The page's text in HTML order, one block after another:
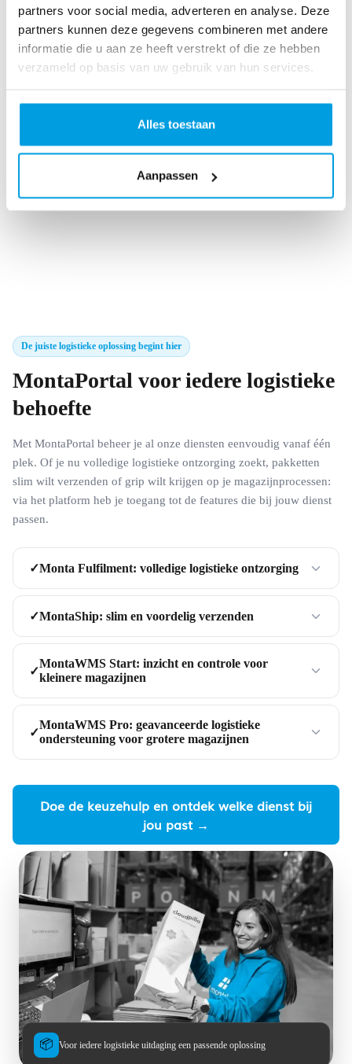
partners voor social media, adverteren en analyse. Deze
partners kunnen deze gegevens combineren met andere
informatie die u aan ze heeft verstrekt of die ze hebben
verzameld op basis van uw gebruik van hun services.
Alles toestaan
Aanpassen
RMA
Beheer retouren met een robuust
systeem
De juiste logistieke oplossing begint hier
MontaPortal voor iedere logistieke
behoefte
Met MontaPortal beheer je al onze diensten eenvoudig vanaf één
plek. Of je nu volledige logistieke ontzorging zoekt, pakketten
slim wilt verzenden of grip wilt krijgen op je magazijnprocessen:
via het platform heb je toegang tot de features die bij jouw dienst
passen.
✓Monta Fulfilment: volledige logistieke ontzorging
✓MontaShip: slim en voordelig verzenden
✓
MontaWMS Start: inzicht en controle voor
kleinere magazijnen
✓
MontaWMS Pro: geavanceerde logistieke
ondersteuning voor grotere magazijnen
Doe de keuzehulp en ontdek welke dienst bij
jou past →
📦 Voor iedere logistieke uitdaging een passende oplossing